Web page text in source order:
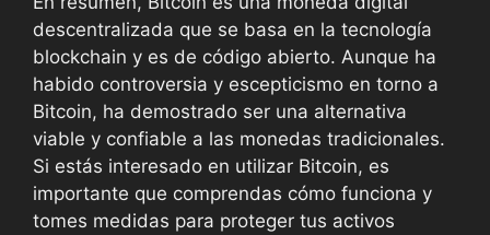
descentralizada que se basa en la tecnología
blockchain y es de código abierto. Aunque ha
habido controversia y escepticismo en torno a
Bitcoin, ha demostrado ser una alternativa
viable y confiable a las monedas tradicionales.
Si estás interesado en utilizar Bitcoin, es
importante que comprendas cómo funciona y
tomes medidas para proteger tus activos